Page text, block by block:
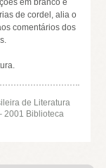
de cordel, alia o
comentários dos
de Literatura
2001 Biblioteca